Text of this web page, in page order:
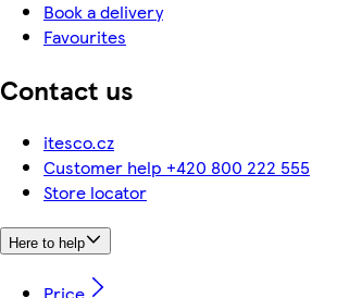
Book a delivery
Favourites
Contact us
itesco.cz
Customer help +420 800 222 555
Store locator
Here to help